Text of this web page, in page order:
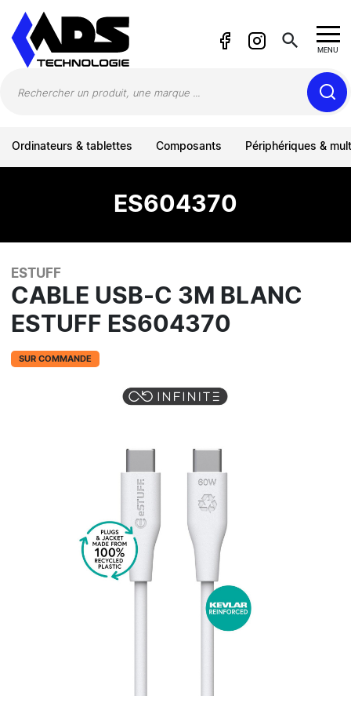
search MENU
Ordinateurs & tablettes Composants Périphériques &
ES604370
ESTUFF
CABLE USB-C 3M BLANC
ESTUFF ES604370
SUR COMMANDE